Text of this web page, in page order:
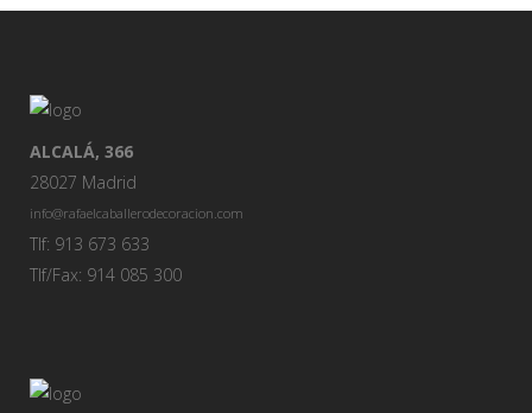
ALCALÁ, 366
28027 Madrid
info@rafaelcaballerodecoracion.com
Tlf: 913 673 633
Tlf/Fax: 914 085 300